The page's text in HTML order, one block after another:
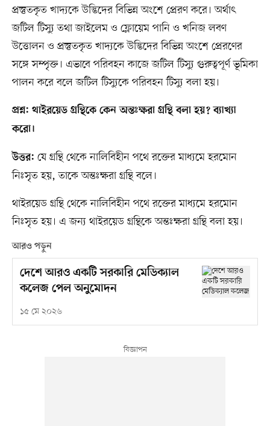
প্রস্তুতকৃত খাদ্যকে উদ্ভিদের বিভিন্ন অংশে প্রেরণ করে। অর্থাৎ
জটিল টিস্যু তথা জাইলেম ও ফ্লোয়েম পানি ও খনিজ লবণ
উত্তোলন ও প্রস্তুতকৃত খাদ্যকে উদ্ভিদের বিভিন্ন অংশে প্রেরণের
সঙ্গে সম্পৃক্ত। এভাবে পরিবহন কাজে জটিল টিস্যু গুরুত্বপূর্ণ ভূমিকা
পালন করে বলে জটিল টিস্যুকে পরিবহন টিস্যু বলা হয়।
প্রশ্ন: থাইরয়েড গ্রন্থিকে কেন অন্তঃক্ষরা গ্রন্থি বলা হয়? ব্যাখ্যা
করো।
উত্তর: যে গ্রন্থি থেকে নালিবিহীন পথে রক্তের মাধ্যমে হরমোন
নিঃসৃত হয়, তাকে অন্তঃক্ষরা গ্রন্থি বলে।
থাইরয়েড গ্রন্থি থেকে নালিবিহীন পথে রক্তের মাধ্যমে হরমোন
নিঃসৃত হয়। এ জন্য থাইরয়েড গ্রন্থিকে অন্তঃক্ষরা গ্রন্থি বলা হয়।
আরও পড়ুন
দেশে আরও একটি সরকারি মেডিক্যাল
কলেজ পেল অনুমোদন
১৫ মে ২০২৬